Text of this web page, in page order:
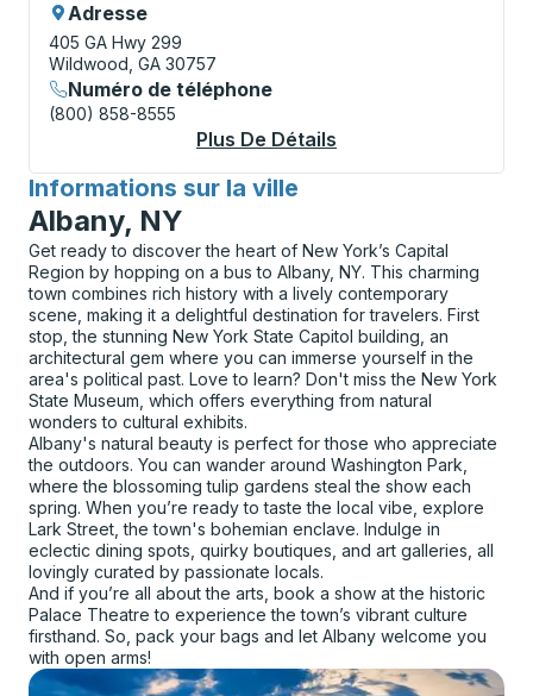
Adresse
405 GA Hwy 299
Wildwood, GA 30757
Numéro de téléphone
(800) 858-8555
Plus De Détails
Informations sur la ville
pour
Albany, NY
Get ready to discover the heart of New York’s Capital
Region by hopping on a bus to Albany, NY. This charming
town combines rich history with a lively contemporary
scene, making it a delightful destination for travelers. First
stop, the stunning New York State Capitol building, an
architectural gem where you can immerse yourself in the
area's political past. Love to learn? Don't miss the New York
State Museum, which offers everything from natural
wonders to cultural exhibits.
Albany's natural beauty is perfect for those who appreciate
the outdoors. You can wander around Washington Park,
where the blossoming tulip gardens steal the show each
spring. When you’re ready to taste the local vibe, explore
Lark Street, the town's bohemian enclave. Indulge in
eclectic dining spots, quirky boutiques, and art galleries, all
lovingly curated by passionate locals.
And if you’re all about the arts, book a show at the historic
Palace Theatre to experience the town’s vibrant culture
firsthand. So, pack your bags and let Albany welcome you
with open arms!